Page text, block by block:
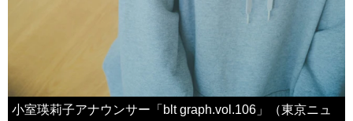
小室瑛莉子アナウンサー「blt graph.vol.106」（東京ニュ